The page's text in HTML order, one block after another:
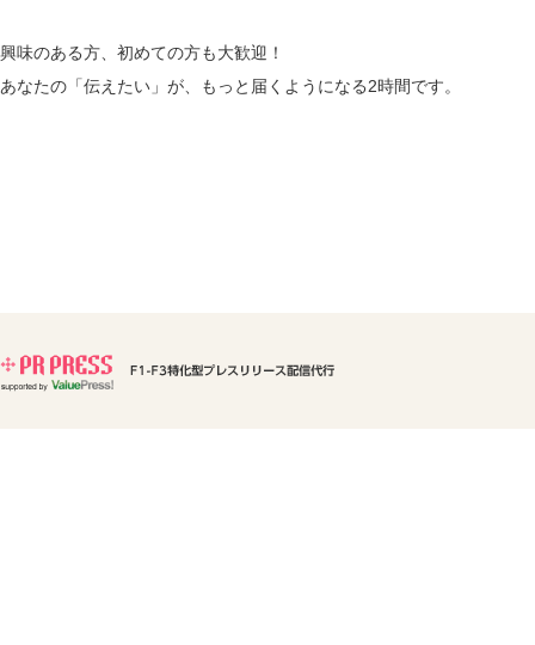
興味のある方、初めての方も大歓迎！
あなたの「伝えたい」が、もっと届くようになる2時間です。